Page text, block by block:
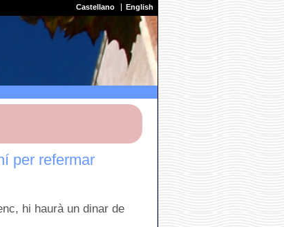
Castellano English
per refermar
hi haurà un dinar de